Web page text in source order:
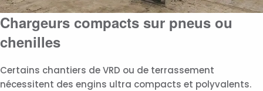
Chargeurs compacts sur pneus ou
chenilles
Certains chantiers de VRD ou de terrassement
nécessitent des engins ultra compacts et polyvalents.